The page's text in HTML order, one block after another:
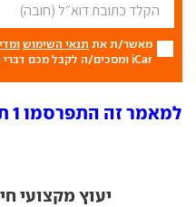
מאשר/ת את תנאי השימוש
iCar ומסכים/ה לקבל מכם דברי פרסום.
למאמר זה התפרסמו 1 תגובות
יעוץ מקצועי